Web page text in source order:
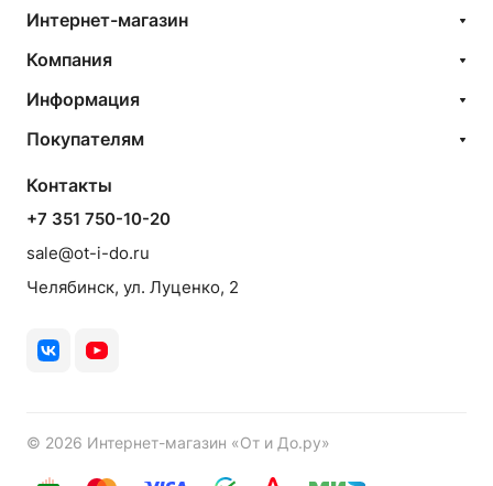
Интернет-магазин
Компания
Информация
Покупателям
Контакты
+7 351 750-10-20
sale@ot-i-do.ru
Челябинск, ул. Луценко, 2
© 2026 Интернет-магазин «От и До.ру»